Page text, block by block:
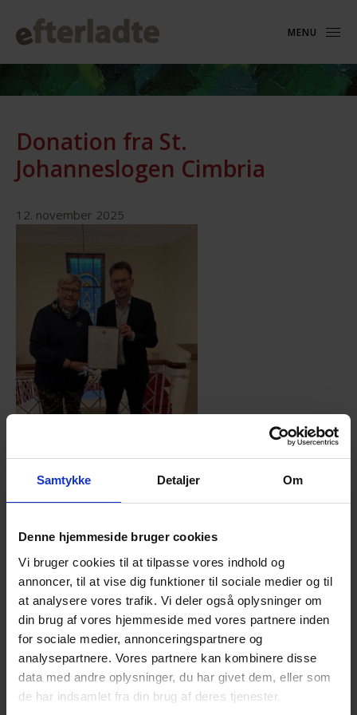
Samtykke Detaljer Om
Denne hjemmeside bruger cookies
Vi bruger cookies til at tilpasse vores indhold og
annoncer, til at vise dig funktioner til sociale medier og til
at analysere vores trafik. Vi deler også oplysninger om
din brug af vores hjemmeside med vores partnere inden
for sociale medier, annonceringspartnere og
analysepartnere. Vores partnere kan kombinere disse
data med andre oplysninger, du har givet dem, eller som
de har indsamlet fra din brug af deres tjenester.
MENU
Donation fra St.
Johanneslogen Cimbria
12. november 2025
I sidste uge modtog Efterladte efter selvmord –
arbejde med en donation på kr. 10.000.
Donationen blev officielt overrakt tirsdag den 11.
november af Ordførende Mester Ole Bredvig Larsen.
Overrækkelsen er et klart udtryk for logens opbakning og
anerkendelse af det frivillige arbejde, der udføres lokalt for
efterladte efter selvmord.
Vi er meget taknemmelige for den økonomiske støtte, som